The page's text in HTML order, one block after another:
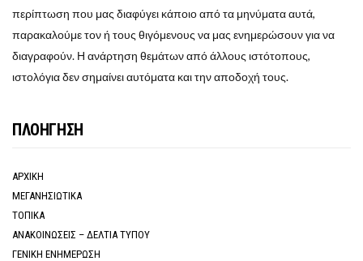
περίπτωση που μας διαφύγει κάποιο από τα μηνύματα αυτά,
παρακαλούμε τον ή τους θιγόμενους να μας ενημερώσουν για να
διαγραφούν. Η ανάρτηση θεμάτων από άλλους ιστότοπους,
ιστολόγια δεν σημαίνει αυτόματα και την αποδοχή τους.
ΠΛΟΗΓΗΣΗ
ΑΡΧΙΚΗ
ΜΕΓΑΝΗΣΙΩΤΙΚΑ
ΤΟΠΙΚΑ
ΑΝΑΚΟΙΝΩΣΕΙΣ – ΔΕΛΤΙΑ ΤΥΠΟΥ
ΓΕΝΙΚΗ ΕΝΗΜΕΡΩΣΗ